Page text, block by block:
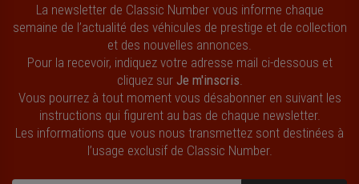
La newsletter de Classic Number vous informe chaque
semaine de l’actualité des véhicules de prestige et de collection
et des nouvelles annonces.
Pour la recevoir, indiquez votre adresse mail ci-dessous et
cliquez sur Je m'inscris
Vous pourrez à tout moment vous désabonner en suivant les
instructions qui figurent au bas de chaque newsletter.
Les informations que vous nous transmettez sont destinées à
l’usage exclusif de Classic Number.